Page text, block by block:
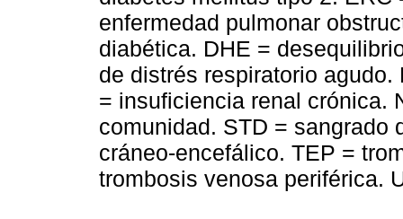
enfermedad pulmonar
diabética. DHE =
de distrés respiratorio
= insuficiencia renal crónica.
comunidad. STD = sangrado
cráneo-encefálico. TEP =
trombosis venosa periférica.